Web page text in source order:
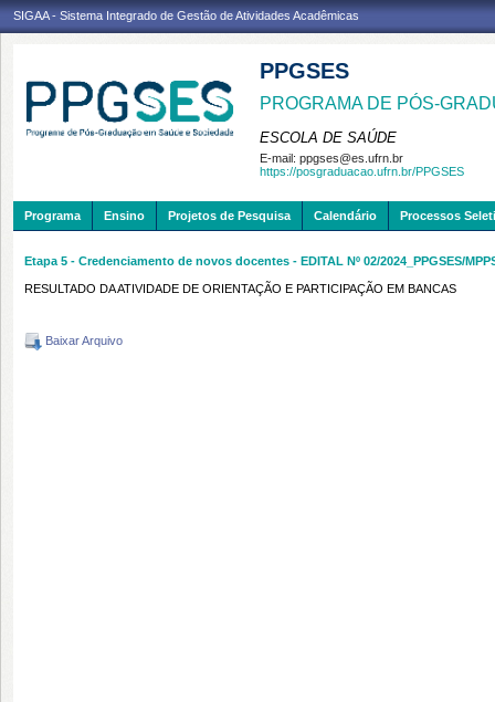
SIGAA - Sistema Integrado de Gestão de Atividades Acadêmicas
PPGSES
PROGRAMA DE PÓS-
ESCOLA DE SAÚDE
E-mail: ppgses@es.ufrn.br
https://posgraduacao.ufrn.br/PPGSES
Programa Ensino Projetos de Pesquisa Calendário Processos
Etapa 5 - Credenciamento de novos docentes - EDITAL Nº 02/2024_PPGSES/
RESULTADO DA ATIVIDADE DE ORIENTAÇÃO E PARTICIPAÇÃO EM BANCAS
Baixar Arquivo